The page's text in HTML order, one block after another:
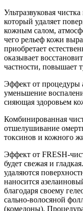
Ультразвуковая
который удаляет
кожным салом,
чего рельеф кожи
приобретает
оказывает
частности, повышает
Эффект от процедуры
уменьшение
сияющая здоровьем
Комбинированная
отшелушивание
токсинов и кожного
Эффект от FRESH-
будет свежая и
удаляются
наносится
благодаря своему
сально-волосяной
(комедоны).